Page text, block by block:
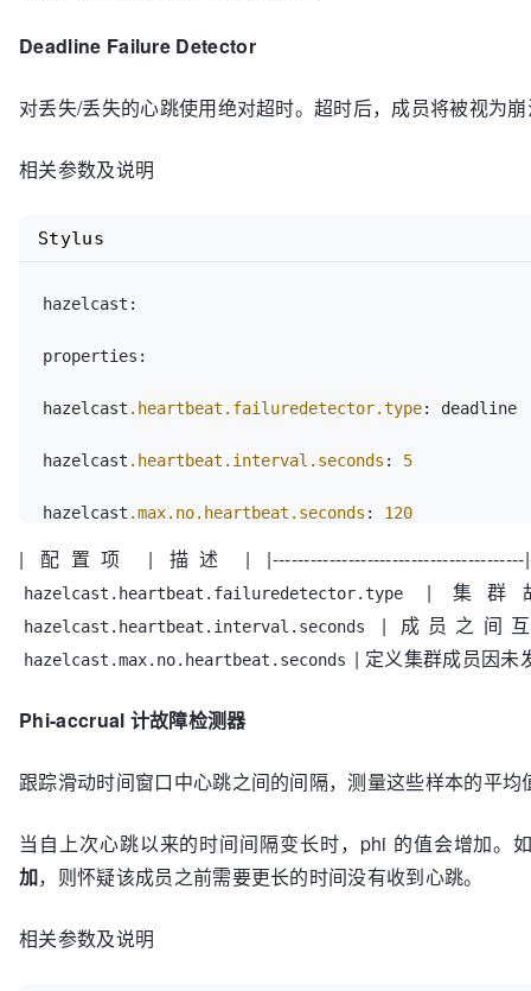
Deadline Failure Detector
对丢失/丢失的心跳使用绝对超时。超时后，成员将被视为
相关参数及说明
hazelcast:
properties:
hazelcast .heartbeat .failuredetector.type: deadline
hazelcast .heartbeat .interval .seconds : 5
hazelcast .max.no.heartbeat .seconds : 120
Stylus
| 配置项 | 描述 | |----------------------------------------
hazelcast.heartbeat.failuredetector.type | 集群
hazelcast.heartbeat.interval.seconds | 成员之间
hazelcast.max.no.heartbeat.seconds | 定义集群成员因未
Phi-accrual 计故障检测器
跟踪滑动时间窗口中心跳之间的间隔，测量这些样本的平
当自上次心跳以来的时间间隔变长时，phi 的值会增加。
加，则怀疑该成员之前需要更长的时间没有收到心跳。
相关参数及说明